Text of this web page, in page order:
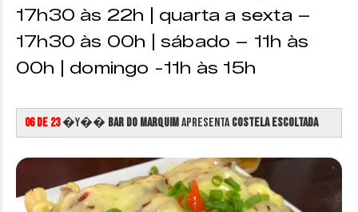
17h30 às 22h | quarta a sexta –
17h30 às 00h | sábado – 11h às
00h | domingo -11h às 15h
06 de 23�Y�� Bar do MarquimapresentaCostela Escoltada